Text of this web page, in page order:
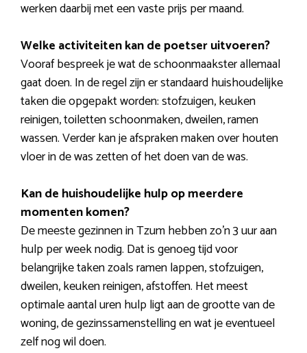
werken daarbij met een vaste prijs per maand.
Welke activiteiten kan de poetser uitvoeren?
Vooraf bespreek je wat de schoonmaakster allemaal
gaat doen. In de regel zijn er standaard huishoudelijke
taken die opgepakt worden: stofzuigen, keuken
reinigen, toiletten schoonmaken, dweilen, ramen
wassen. Verder kan je afspraken maken over houten
vloer in de was zetten of het doen van de was.
Kan de huishoudelijke hulp op meerdere
momenten komen?
De meeste gezinnen in Tzum hebben zo’n 3 uur aan
hulp per week nodig. Dat is genoeg tijd voor
belangrijke taken zoals ramen lappen, stofzuigen,
dweilen, keuken reinigen, afstoffen. Het meest
optimale aantal uren hulp ligt aan de grootte van de
woning, de gezinssamenstelling en wat je eventueel
zelf nog wil doen.